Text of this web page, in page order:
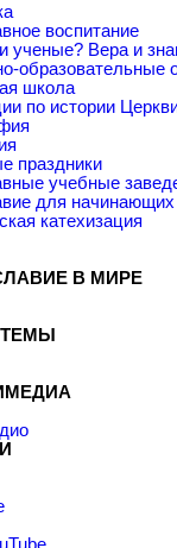
воспитание
ученые? Вера и
образовательные
школа
по истории
праздники
учебные
для начинающих
катехизация
В МИРЕ